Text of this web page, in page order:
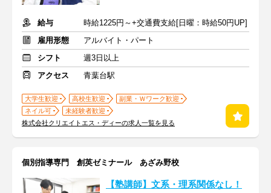
給与
時給1225円～+交通費支給[日曜：時給50円UP]
雇用形態
アルバイト・パート
シフト
週3日以上
アクセス
青葉台駅
大学生歓迎 高校生歓迎
副業・Ｗワーク歓迎
ネイル可
未経験者歓迎
株式会社クリエイトエス・ディーの求人一覧を見る
個別指導専門 創英ゼミナール あざみ野校
【塾講師】文系・理系関係なし！